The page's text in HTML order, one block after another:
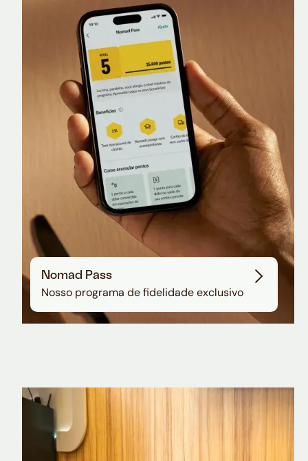
Nomad Lounge
Sala VIP no Aeroporto de Guarulhos
Nomad Pass
Nosso programa de fidelidade exclusivo